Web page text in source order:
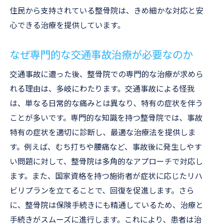
保険手続きに精通したスタッフの役割
保険利用を最大化するためのアドバイス
る整骨院
評判が良い整骨院の共通点
地域の声を反映した整骨院情報
信頼できる整骨院の見極め方
口コミを超えた実際の患者体験
評判が確かな整骨院の選ぶ基準
地域密着型整骨院が提供する安心の治療環境
地域密着の整骨院が選ばれる理由
住民から支持されている整骨院は、きめ細かな対応と安
心できる治療を提供しています。
なぜ専門的な交通事故治療が必要なのか
交通事故に遭った後、整骨院での専門的な治療が求めら
れる理由は、多岐にわたります。交通事故による怪我
は、単なる日常的な痛みとは異なり、特有の症状を伴う
ことが多いです。専門的な知識を持つ整骨院では、事故
特有の症状を適切に診断し、最適な治療法を提供しま
す。例えば、むち打ちや腰痛など、事故後に発生しやす
い問題に対して、整骨院は多角的なアプローチで対応し
ます。また、国家資格を持つ施術者が症状に応じたリハ
ビリプランを立てることで、回復を促進します。さら
に、整骨院は保険手続きにも精通しているため、治療と
手続きがスムーズに進行します。これにより、患者は治